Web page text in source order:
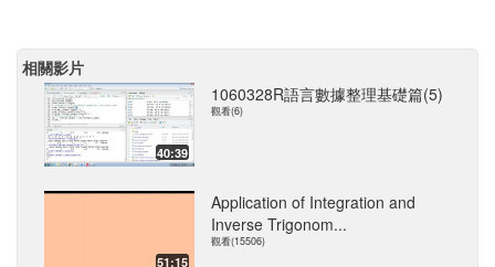
相關影片
40:39
1060328R語言數據整理基礎篇(5)
觀看(6)
51:15
Application of Integration and
Inverse Trigonom...
觀看(15506)